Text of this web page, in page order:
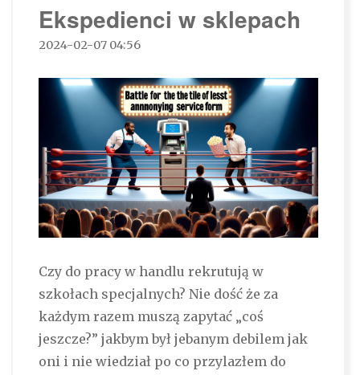
Ekspedienci w sklepach
2024-02-07 04:56
Czy do pracy w handlu rekrutują w
szkołach specjalnych? Nie dość że za
każdym razem muszą zapytać „coś
jeszcze?” jakbym był jebanym debilem jak
oni i nie wiedział po co przylazłem do